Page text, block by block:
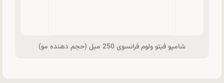
شامپو فیتو ولوم فرانسوی 250 میل (حجم دهنده مو)